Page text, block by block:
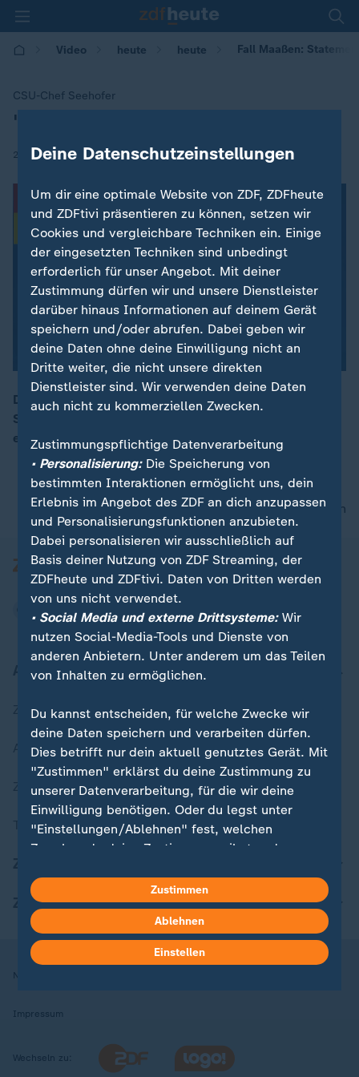
Video heute heute Fall Maaßen:
CSU-Chef Seehofer
:"Maaßen wird Sonderberater"
23.09.2018 | 20:12
Der bisherige Verfassungsschutzchef Maaßen wird
Sonderberater beim Bundesinnenminister im Range
eines Abteilungsleiters, sagt CSU-Chef Seehofer.
nach oben
Aktuell bei ZDFheute
Zuletzt veröffentlicht
Aktuelle Sendungs-Videos
ZDFheute Stories
Themen im Überblick
ZDFheute Apps
Nutzungsbedingungen
Impressum
Wechseln zu:
Deine Datenschutzeinstellungen
Um dir eine optimale Website von ZDF, ZDFheute
und ZDFtivi präsentieren zu können, setzen wir
Cookies und vergleichbare Techniken ein. Einige
der eingesetzten Techniken sind unbedingt
erforderlich für unser Angebot. Mit deiner
Zustimmung dürfen wir und unsere Dienstleister
darüber hinaus Informationen auf deinem Gerät
speichern und/oder abrufen. Dabei geben wir
deine Daten ohne deine Einwilligung nicht an
Dritte weiter, die nicht unsere direkten
Dienstleister sind. Wir verwenden deine Daten
auch nicht zu kommerziellen Zwecken.
Zustimmungspflichtige Datenverarbeitung
• Personalisierung:Die Speicherung von
bestimmten Interaktionen ermöglicht uns, dein
Erlebnis im Angebot des ZDF an dich anzupassen
und Personalisierungsfunktionen anzubieten.
Dabei personalisieren wir ausschließlich auf
Basis deiner Nutzung von ZDF Streaming, der
ZDFheute und ZDFtivi. Daten von Dritten werden
von uns nicht verwendet.
• Social Media und externe Drittsysteme:Wir
nutzen Social-Media-Tools und Dienste von
anderen Anbietern. Unter anderem um das Teilen
von Inhalten zu ermöglichen.
Du kannst entscheiden, für welche Zwecke wir
deine Daten speichern und verarbeiten dürfen.
Dies betrifft nur dein aktuell genutztes Gerät. Mit
"Zustimmen" erklärst du deine Zustimmung zu
unserer Datenverarbeitung, für die wir deine
Einwilligung benötigen. Oder du legst unter
"Einstellungen/Ablehnen" fest, welchen
Zwecken du deine Zustimmung gibst und
kannst du jederzeit mit Wirkung für die Zukunft
in deinen Einstellungen widerrufen oder ändern.
Hier findest du das Impressum.
Weitere Informationen findest du in unserer
Zustimmen
Ablehnen
Einstellen